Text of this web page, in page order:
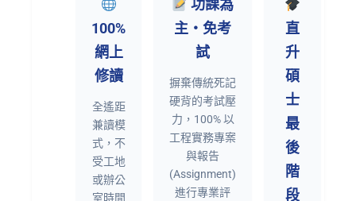
100%
網上
修讀
全遙距
兼讀模
式，不
受工地
或辦公
室時間
功課為
主・免考
試
摒棄傳統死記
硬背的考試壓
力，100% 以
工程實務專案
與報告
(Assignment)
進行專業評
直
升
碩
士
最
後
階
段